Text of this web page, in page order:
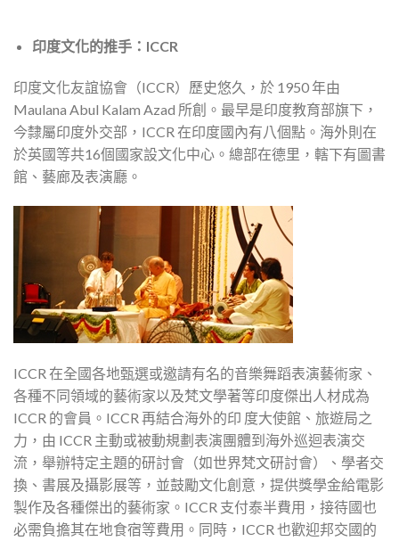
印度文化的推手：ICCR
印度文化友誼協會（ICCR）歷史悠久，於 1950 年由
Maulana Abul Kalam Azad 所創。最早是印度教育部旗下，
今隸屬印度外交部，ICCR 在印度國內有八個點。海外則在
於英國等共16個國家設文化中心。總部在德里，轄下有圖書
館、藝廊及表演廳。
ICCR 在全國各地甄選或邀請有名的音樂舞蹈表演藝術家、
各種不同領域的藝術家以及梵文學著等印度傑出人材成為
ICCR 的會員。ICCR 再結合海外的印 度大使館、旅遊局之
力，由 ICCR 主動或被動規劃表演團體到海外巡迴表演交
流，舉辦特定主題的研討會（如世界梵文研討會）、學者交
換、書展及攝影展等，並鼓勵文化創意，提供獎學金給電影
製作及各種傑出的藝術家。ICCR 支付泰半費用，接待國也
必需負擔其在地食宿等費用。同時，ICCR 也歡迎邦交國的